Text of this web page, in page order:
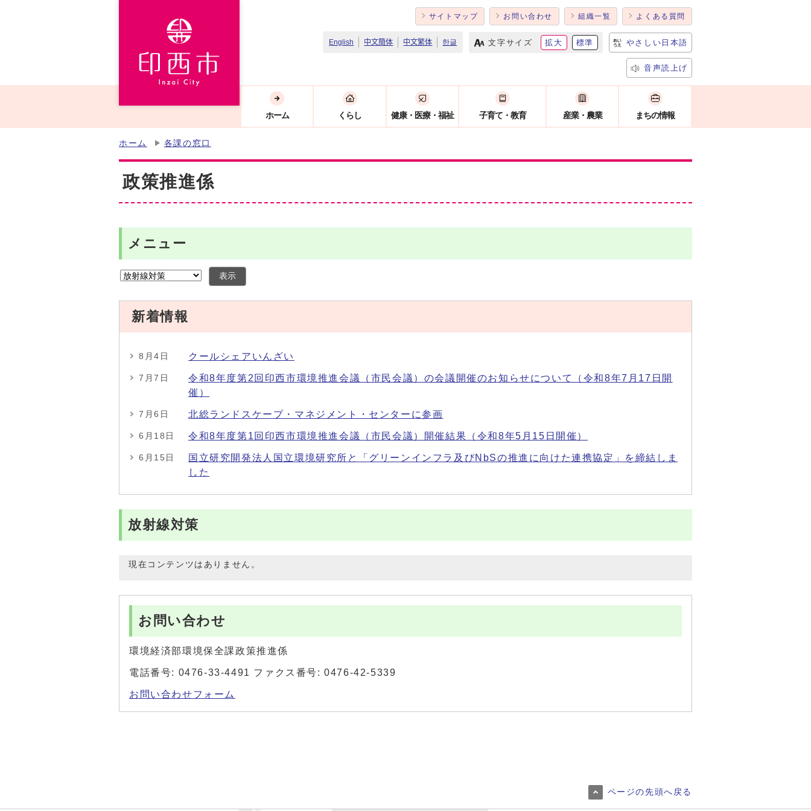
サイトマップ お問い合わせ 組織一覧 よくある質問
English 中文簡体 中文繁体 한글 文字サイズ 拡大 標準 やさしい日本語
音声読上げ
ホーム くらし 健康・医療・福祉 子育て・教育 産業・農業 まちの情報
ホーム 各課の窓口
政策推進係
メニュー
表示
新着情報
8月4日 クールシェアいんざい
7月7日
令和8年度第2回印西市環境推進会議（市民会議）の会議開催のお知らせについて（令和8年7月17日開
催）
7月6日 北総ランドスケープ・マネジメント・センターに参画
6月18日 令和8年度第1回印西市環境推進会議（市民会議）開催結果（令和8年5月15日開催）
6月15日
国立研究開発法人国立環境研究所と「グリーンインフラ及びNbSの推進に向けた連携協定」を締結しま
した
放射線対策
現在コンテンツはありません。
お問い合わせ
環境経済部環境保全課政策推進係
電話番号: 0476-33-4491 ファクス番号: 0476-42-5339
お問い合わせフォーム
ページの先頭へ戻る